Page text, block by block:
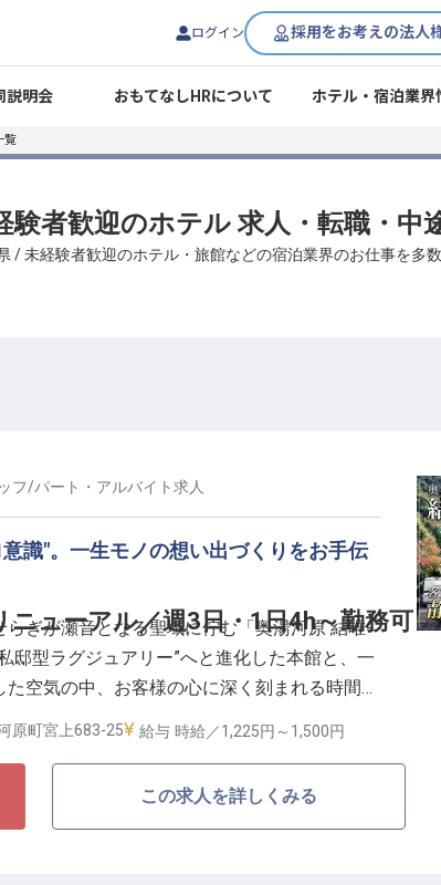
ログイン 採用をお考えの法人
説明会 おもてなしHRについて ホテル・宿泊業界
覧
験者歓迎のホテル 求人・転職・中
/ 未経験者歓迎のホテル・旅館などの宿泊業界のお仕事を多
ューアル／週3日・1日4h～勤務可
フ/パート・アルバイト求人
識"。一生モノの想い出づくりをお手伝
ぎが瀬音となる聖域に佇む「奥湯河原 結唯-
邸型ラグジュアリー”へと進化した本館と、一
空気の中、お客様の心に深く刻まれる時間を
像されるかもしれません。しかし、高級旅館
になり、お食事を召し上がり、ご出発され
原町宮上683-25 給与 時給／1,225円～ 1,500円
この求人を詳しくみる